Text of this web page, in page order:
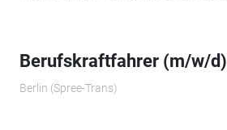
Berufskraftfahrer (m/w/d)
Berlin (Spree-Trans)